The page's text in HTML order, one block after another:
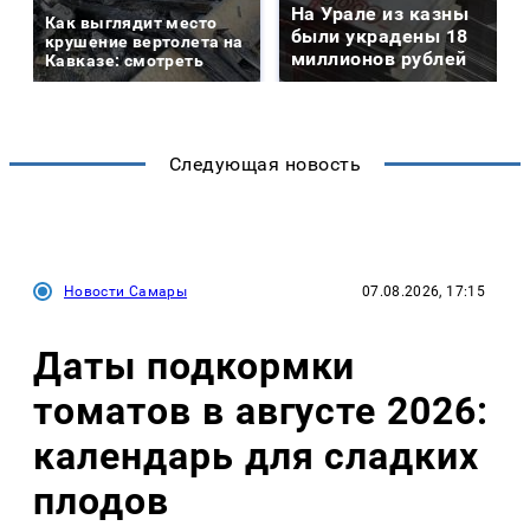
Как выглядит место
крушение вертолета на
Кавказе: смотреть
На Урале из казны
были украдены 18
миллионов рублей
Следующая новость
Новости Самары 07.08.2026, 17:15
Даты подкормки
томатов в августе 2026:
календарь для сладких
плодов